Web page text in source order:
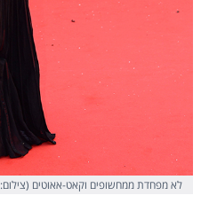
לא מפחדת ממחשופים וקאט-אאוטים (צילום: Michael Buckner/Getty Images)